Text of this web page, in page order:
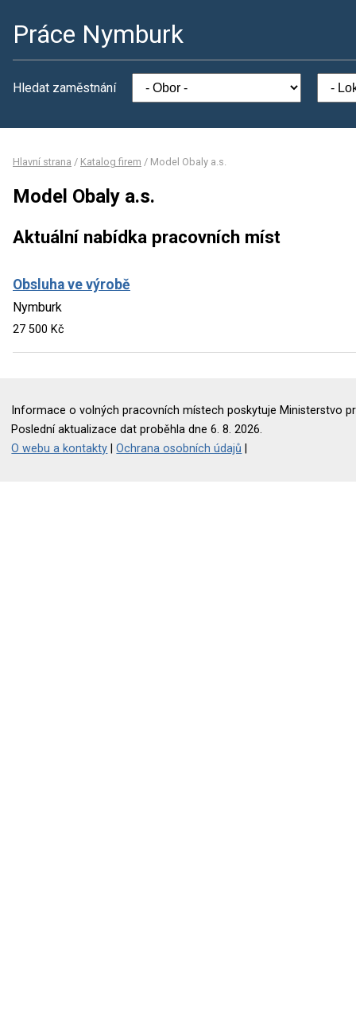
Práce Nymburk
Hledat zaměstnání
Hlavní strana / Katalog firem / Model Obaly a.s.
Model Obaly a.s.
Aktuální nabídka pracovních míst
Obsluha ve výrobě
Nymburk
27 500 Kč
Informace o volných pracovních místech poskytuje Ministerstvo
Poslední aktualizace dat proběhla dne 6. 8. 2026.
O webu a kontakty |Ochrana osobních údajů